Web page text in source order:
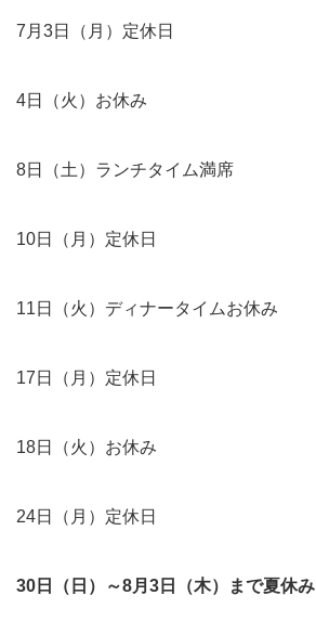
7月3日（月）定休日
4日（火）お休み
8日（土）ランチタイム満席
10日（月）定休日
11日（火）ディナータイムお休み
17日（月）定休日
18日（火）お休み
24日（月）定休日
30日（日）～8月3日（木）まで夏休み